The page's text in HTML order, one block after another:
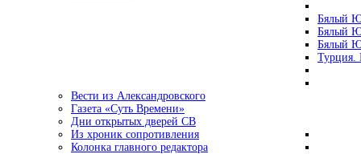
Бялый
Бялый
Бялый
Турция.
Вести из Александровского
Газета «Суть Времени»
Дни открытых дверей СВ
Из хроник сопротивления
Колонка главного редактора